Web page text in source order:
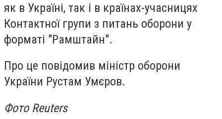
як в Україні, так і в країнах-учасницях
Контактної групи з питань оборони у
форматі "Рамштайн".
Про це повідомив міністр оборони
України Рустам Умєров.
Фото Reuters